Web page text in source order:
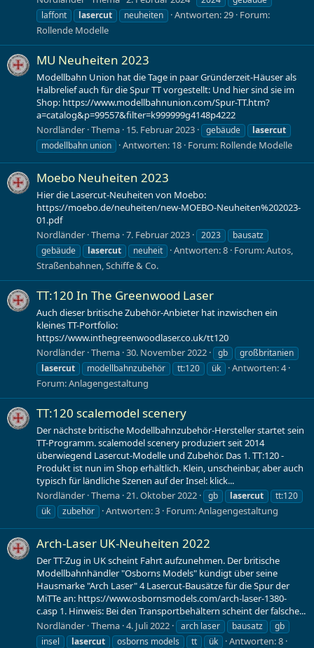
laffont
lasercut neuheiten Antworten: 29 Forum:
Rollende Modelle
MU Neuheiten 2023
Modellbahn Union hat die Tage in paar Gründerzeit-Häuser als
Halbrelief auch für die Spur TT vorgestellt: Und hier sind sie im
Shop: https://www.modellbahnunion.com/Spur-TT.htm?
a=catalog&p=99557&filter=k999999g4148p4222
Nordländer Thema 15. Februar 2023 gebäude
lasercut
modellbahn union
Antworten: 18 Forum: Rollende Modelle
Moebo Neuheiten 2023
Hier die Lasercut-Neuheiten von Moebo:
https://moebo.de/neuheiten/new-MOEBO-Neuheiten%202023-
01.pdf
Nordländer Thema 7. Februar 2023 2023
bausatz
gebäude
lasercut neuheit Antworten: 8 Forum:Autos,
Straßenbahnen, Schiffe & Co.
TT:120 In The Greenwood Laser
Auch dieser britische Zubehör-Anbieter hat inzwischen ein
kleines TT-Portfolio:
https://www.inthegreenwoodlaser.co.uk/tt120
Nordländer Thema 30. November 2022 gb
großbritanien
lasercut
modellbahnzubehör tt:120 ük
Antworten: 4
Forum:Anlagengestaltung
TT:120 scalemodel scenery
Der nächste britische Modellbahnzubehör-Hersteller startet sein
TT-Programm. scalemodel scenery produziert seit 2014
überwiegend Lasercut-Modelle und Zubehör. Das 1. TT:120 -
Produkt ist nun im Shop erhältlich. Klein, unscheinbar, aber auch
typisch für ländliche Szenen auf der Insel: klick...
Nordländer Thema 21. Oktober 2022 gb lasercut
tt:120
ük
zubehör Antworten: 3 Forum:Anlagengestaltung
Arch-Laser UK-Neuheiten 2022
Der TT-Zug in UK scheint Fahrt aufzunehmen. Der britische
Modellbahnhändler "Osborns Models" kündigt über seine
Hausmarke "Arch Laser" 4 Lasercut-Bausätze für die Spur der
MiTTe an: https://www.osbornsmodels.com/arch-laser-1380-
c.asp 1. Hinweis: Bei den Transportbehältern scheint der falsche...
Nordländer Thema 4. Juli 2022 arch laser bausatz
gb
insel
lasercut osborns models tt ük
Antworten: 8